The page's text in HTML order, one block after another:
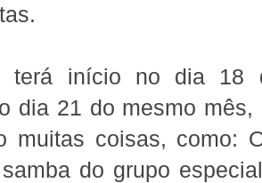
terá início no dia 18
dia 21 do mesmo
muitas coisas, como:
do grupo